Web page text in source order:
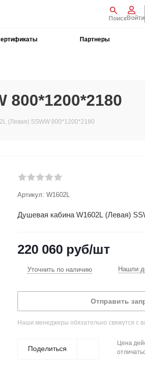
ПоискВойти
Партнеры
800*1200*2180
(Левая) SSWW 800*1200*2180
Артикул: W1602L
Душевая кабина W1602L (Левая)
220 060 руб/шт
Уточнить по наличию Нашли
Отправить
Наши менеджеры обязательно свяжутся с
Поделиться
Цена